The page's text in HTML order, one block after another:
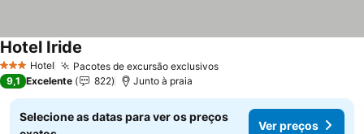
3 EstrelasHotel Pacotes de excursão exclusivosVer preços
Hotel Iride
9,1 Excelente 822 Junto à praia
Selecione as datas para ver os preços
Ver preços